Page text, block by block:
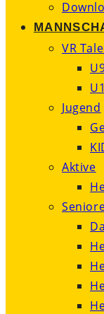
VR
Jugend
Aktive